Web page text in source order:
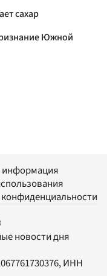
сахар
Южной
информация
новости дня
ИНН